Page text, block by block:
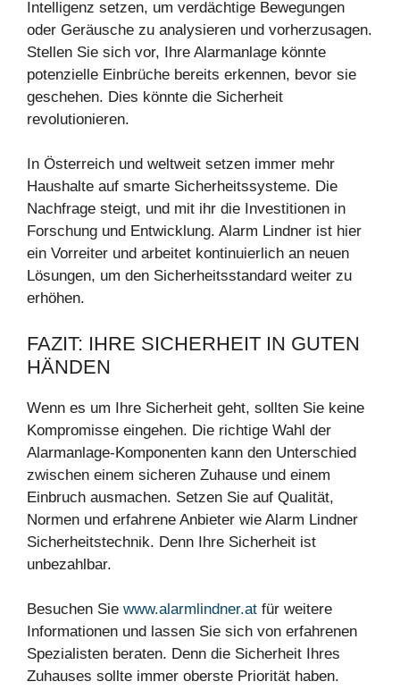
Intelligenz setzen, um verdächtige Bewegungen
oder Geräusche zu analysieren und vorherzusagen.
Stellen Sie sich vor, Ihre Alarmanlage könnte
potenzielle Einbrüche bereits erkennen, bevor sie
geschehen. Dies könnte die Sicherheit
revolutionieren.
In Österreich und weltweit setzen immer mehr
Haushalte auf smarte Sicherheitssysteme. Die
Nachfrage steigt, und mit ihr die Investitionen in
Forschung und Entwicklung. Alarm Lindner ist hier
ein Vorreiter und arbeitet kontinuierlich an neuen
Lösungen, um den Sicherheitsstandard weiter zu
erhöhen.
FAZIT: IHRE SICHERHEIT IN GUTEN
HÄNDEN
Wenn es um Ihre Sicherheit geht, sollten Sie keine
Kompromisse eingehen. Die richtige Wahl der
Alarmanlage-Komponenten kann den Unterschied
zwischen einem sicheren Zuhause und einem
Einbruch ausmachen. Setzen Sie auf Qualität,
Normen und erfahrene Anbieter wie Alarm Lindner
Sicherheitstechnik. Denn Ihre Sicherheit ist
unbezahlbar.
Besuchen Sie www.alarmlindner.at für weitere
Informationen und lassen Sie sich von erfahrenen
Spezialisten beraten. Denn die Sicherheit Ihres
Zuhauses sollte immer oberste Priorität haben.